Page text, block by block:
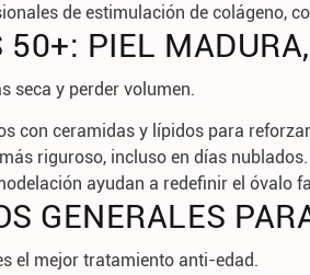
de estimulación de colágeno,
50+: PIEL
seca y perder volumen.
con ceramidas y lípidos para
riguroso, incluso en días nublados.
ayudan a redefinir el óvalo
GENERALES
el mejor tratamiento anti-edad.